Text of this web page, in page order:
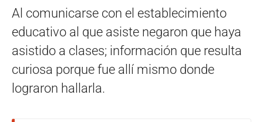
Al comunicarse con el establecimiento
educativo al que asiste negaron que haya
asistido a clases; información que resulta
curiosa porque fue allí mismo donde
lograron hallarla.